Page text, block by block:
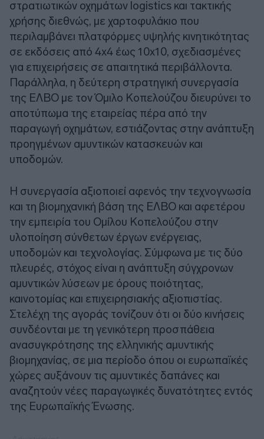
στρατιωτικών οχημάτων logistics και τακτικής
χρήσης διεθνώς, με χαρτοφυλάκιο που
περιλαμβάνει πλατφόρμες υψηλής κινητικότητας
σε εκδόσεις από 4x4 έως 10x10, σχεδιασμένες
για επιχειρήσεις σε απαιτητικά περιβάλλοντα.
Παράλληλα, η δεύτερη στρατηγική συνεργασία
της ΕΛΒΟ με τον Όμιλο Κοπελούζου διευρύνει το
αποτύπωμα της εταιρείας πέρα από την
παραγωγή οχημάτων, εστιάζοντας στην ανάπτυξη
προηγμένων αμυντικών κατασκευών και
υποδομών.
Η συνεργασία αξιοποιεί αφενός την τεχνογνωσία
και τη βιομηχανική βάση της ΕΛΒΟ και αφετέρου
την εμπειρία του Ομίλου Κοπελούζου στην
υλοποίηση σύνθετων έργων ενέργειας,
υποδομών και τεχνολογίας. Σύμφωνα με τις δύο
πλευρές, στόχος είναι η ανάπτυξη σύγχρονων
αμυντικών λύσεων με όρους ποιότητας,
καινοτομίας και επιχειρησιακής αξιοπιστίας.
Στελέχη της αγοράς τονίζουν ότι οι δύο κινήσεις
συνδέονται με τη γενικότερη προσπάθεια
ανασυγκρότησης της ελληνικής αμυντικής
βιομηχανίας, σε μια περίοδο όπου οι ευρωπαϊκές
χώρες αυξάνουν τις αμυντικές δαπάνες και
αναζητούν νέες παραγωγικές δυνατότητες εντός
της Ευρωπαϊκής Ένωσης.